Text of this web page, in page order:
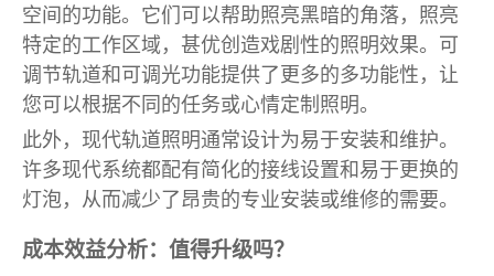
空间的功能。它们可以帮助照亮黑暗的角落，照亮
特定的工作区域，甚优创造戏剧性的照明效果。可
调节轨道和可调光功能提供了更多的多功能性，让
您可以根据不同的任务或心情定制照明。
此外，现代轨道照明通常设计为易于安装和维护。
许多现代系统都配有简化的接线设置和易于更换的
灯泡，从而减少了昂贵的专业安装或维修的需要。
成本效益分析：值得升级吗？